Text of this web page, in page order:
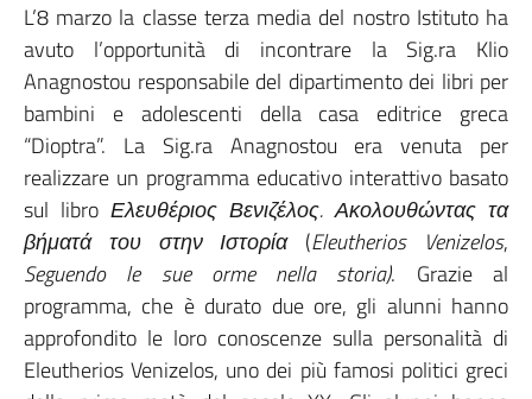
L’8 marzo la classe terza media del nostro Istituto ha
avuto l’opportunità di incontrare la Sig.ra Klio
Anagnostou responsabile del dipartimento dei libri per
bambini e adolescenti della casa editrice greca
“Dioptra”. La Sig.ra Anagnostou era venuta per
realizzare un programma educativo interattivo basato
sul libro Ελευθέριος Βενιζέλος.Ακολουθώντας τα
βήματά του στηνΙστορία (Eleutherios Venizelos,
Seguendo le sue orme nella storia). Grazie al
programma, che è durato due ore, gli alunni hanno
approfondito le loro conoscenze sulla personalità di
Eleutherios Venizelos, uno dei più famosi politici greci